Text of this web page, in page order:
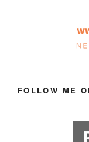
FOLLOW ME